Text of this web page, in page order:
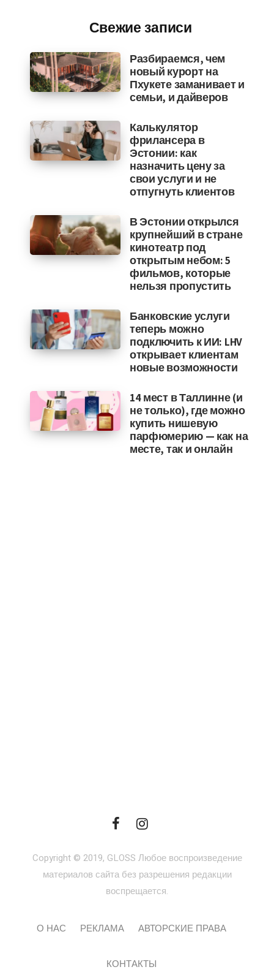
Свежие записи
Разбираемся, чем
новый курорт на
Пхукете заманивает и
семьи, и дайверов
Калькулятор
фрилансера в
Эстонии: как
назначить цену за
свои услуги и не
отпугнуть клиентов
В Эстонии открылся
крупнейший в стране
кинотеатр под
открытым небом: 5
фильмов, которые
нельзя пропустить
Банковские услуги
теперь можно
подключить к ИИ: LHV
открывает клиентам
новые возможности
14 мест в Таллинне (и
не только), где можно
купить нишевую
парфюмерию — как на
месте, так и онлайн
Copyright © 2019, GLOSS Любое воспроизведение
материалов сайта без разрешения редакции
воспрещается.
О НАС РЕКЛАМА АВТОРСКИЕ ПРАВА
КОНТАКТЫ